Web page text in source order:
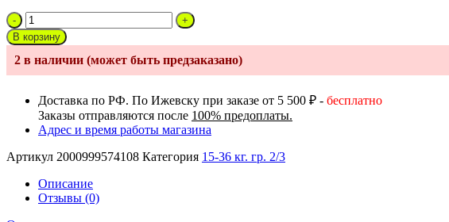
Количество
товара
Автокресло
Costa
YB
CS-
004
Isofix
В корзину
2 в наличии (может быть предзаказано)
Доставка по РФ. По Ижевску при заказе от 5 500 ₽ - бесплатно
Заказы отправляются после 100% предоплаты.
Адрес и время работы магазина
Артикул 2000999574108 Категория 15-36 кг. гр. 2/3
Описание
Отзывы (0)